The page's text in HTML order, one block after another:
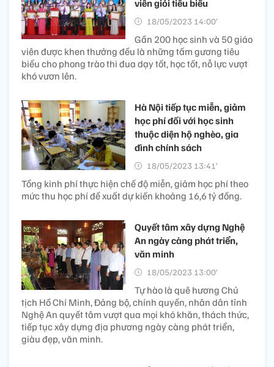
viên giỏi tiêu biểu
18/05/2023 14:00’
Gần 200 học sinh và 50 giáo
viên được khen thưởng đều là những tấm gương tiêu
biểu cho phong trào thi đua dạy tốt, học tốt, nỗ lực vượt
khó vươn lên.
Hà Nội tiếp tục miễn, giảm
học phí đối với học sinh
thuộc diện hộ nghèo, gia
đình chính sách
18/05/2023 13:41’
Tổng kinh phí thực hiện chế độ miễn, giảm học phí theo
mức thu học phí đề xuất dự kiến khoảng 16,6 tỷ đồng.
Quyết tâm xây dựng Nghệ
An ngày càng phát triển,
văn minh
18/05/2023 13:00’
Tự hào là quê hương Chủ
tịch Hồ Chí Minh, Đảng bộ, chính quyền, nhân dân tỉnh
Nghệ An quyết tâm vượt qua mọi khó khăn, thách thức,
tiếp tục xây dựng địa phương ngày càng phát triển,
giàu đẹp, văn minh.